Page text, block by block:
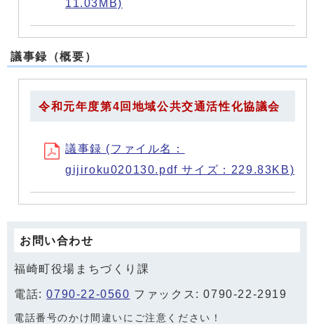
11.03MB)
議事録（概要）
令和元年度第4回地域公共交通活性化協議会
議事録 (ファイル名：
gijiroku020130.pdf サイズ：229.83KB)
お問い合わせ
福崎町役場まちづくり課
電話:0790-22-0560 ファックス: 0790-22-2919
電話番号のかけ間違いにご注意ください！